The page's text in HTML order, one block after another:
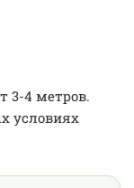
3-4 метров.
условиях